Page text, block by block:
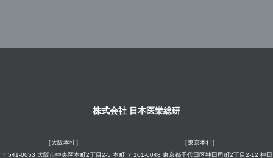
株式会社 日本医業総研
［大阪本社］
〒541-0053 大阪市中央区本町2丁目2-5 本町
［東京本社］
〒101-0048 東京都千代田区神田司町2丁目2-12 神田